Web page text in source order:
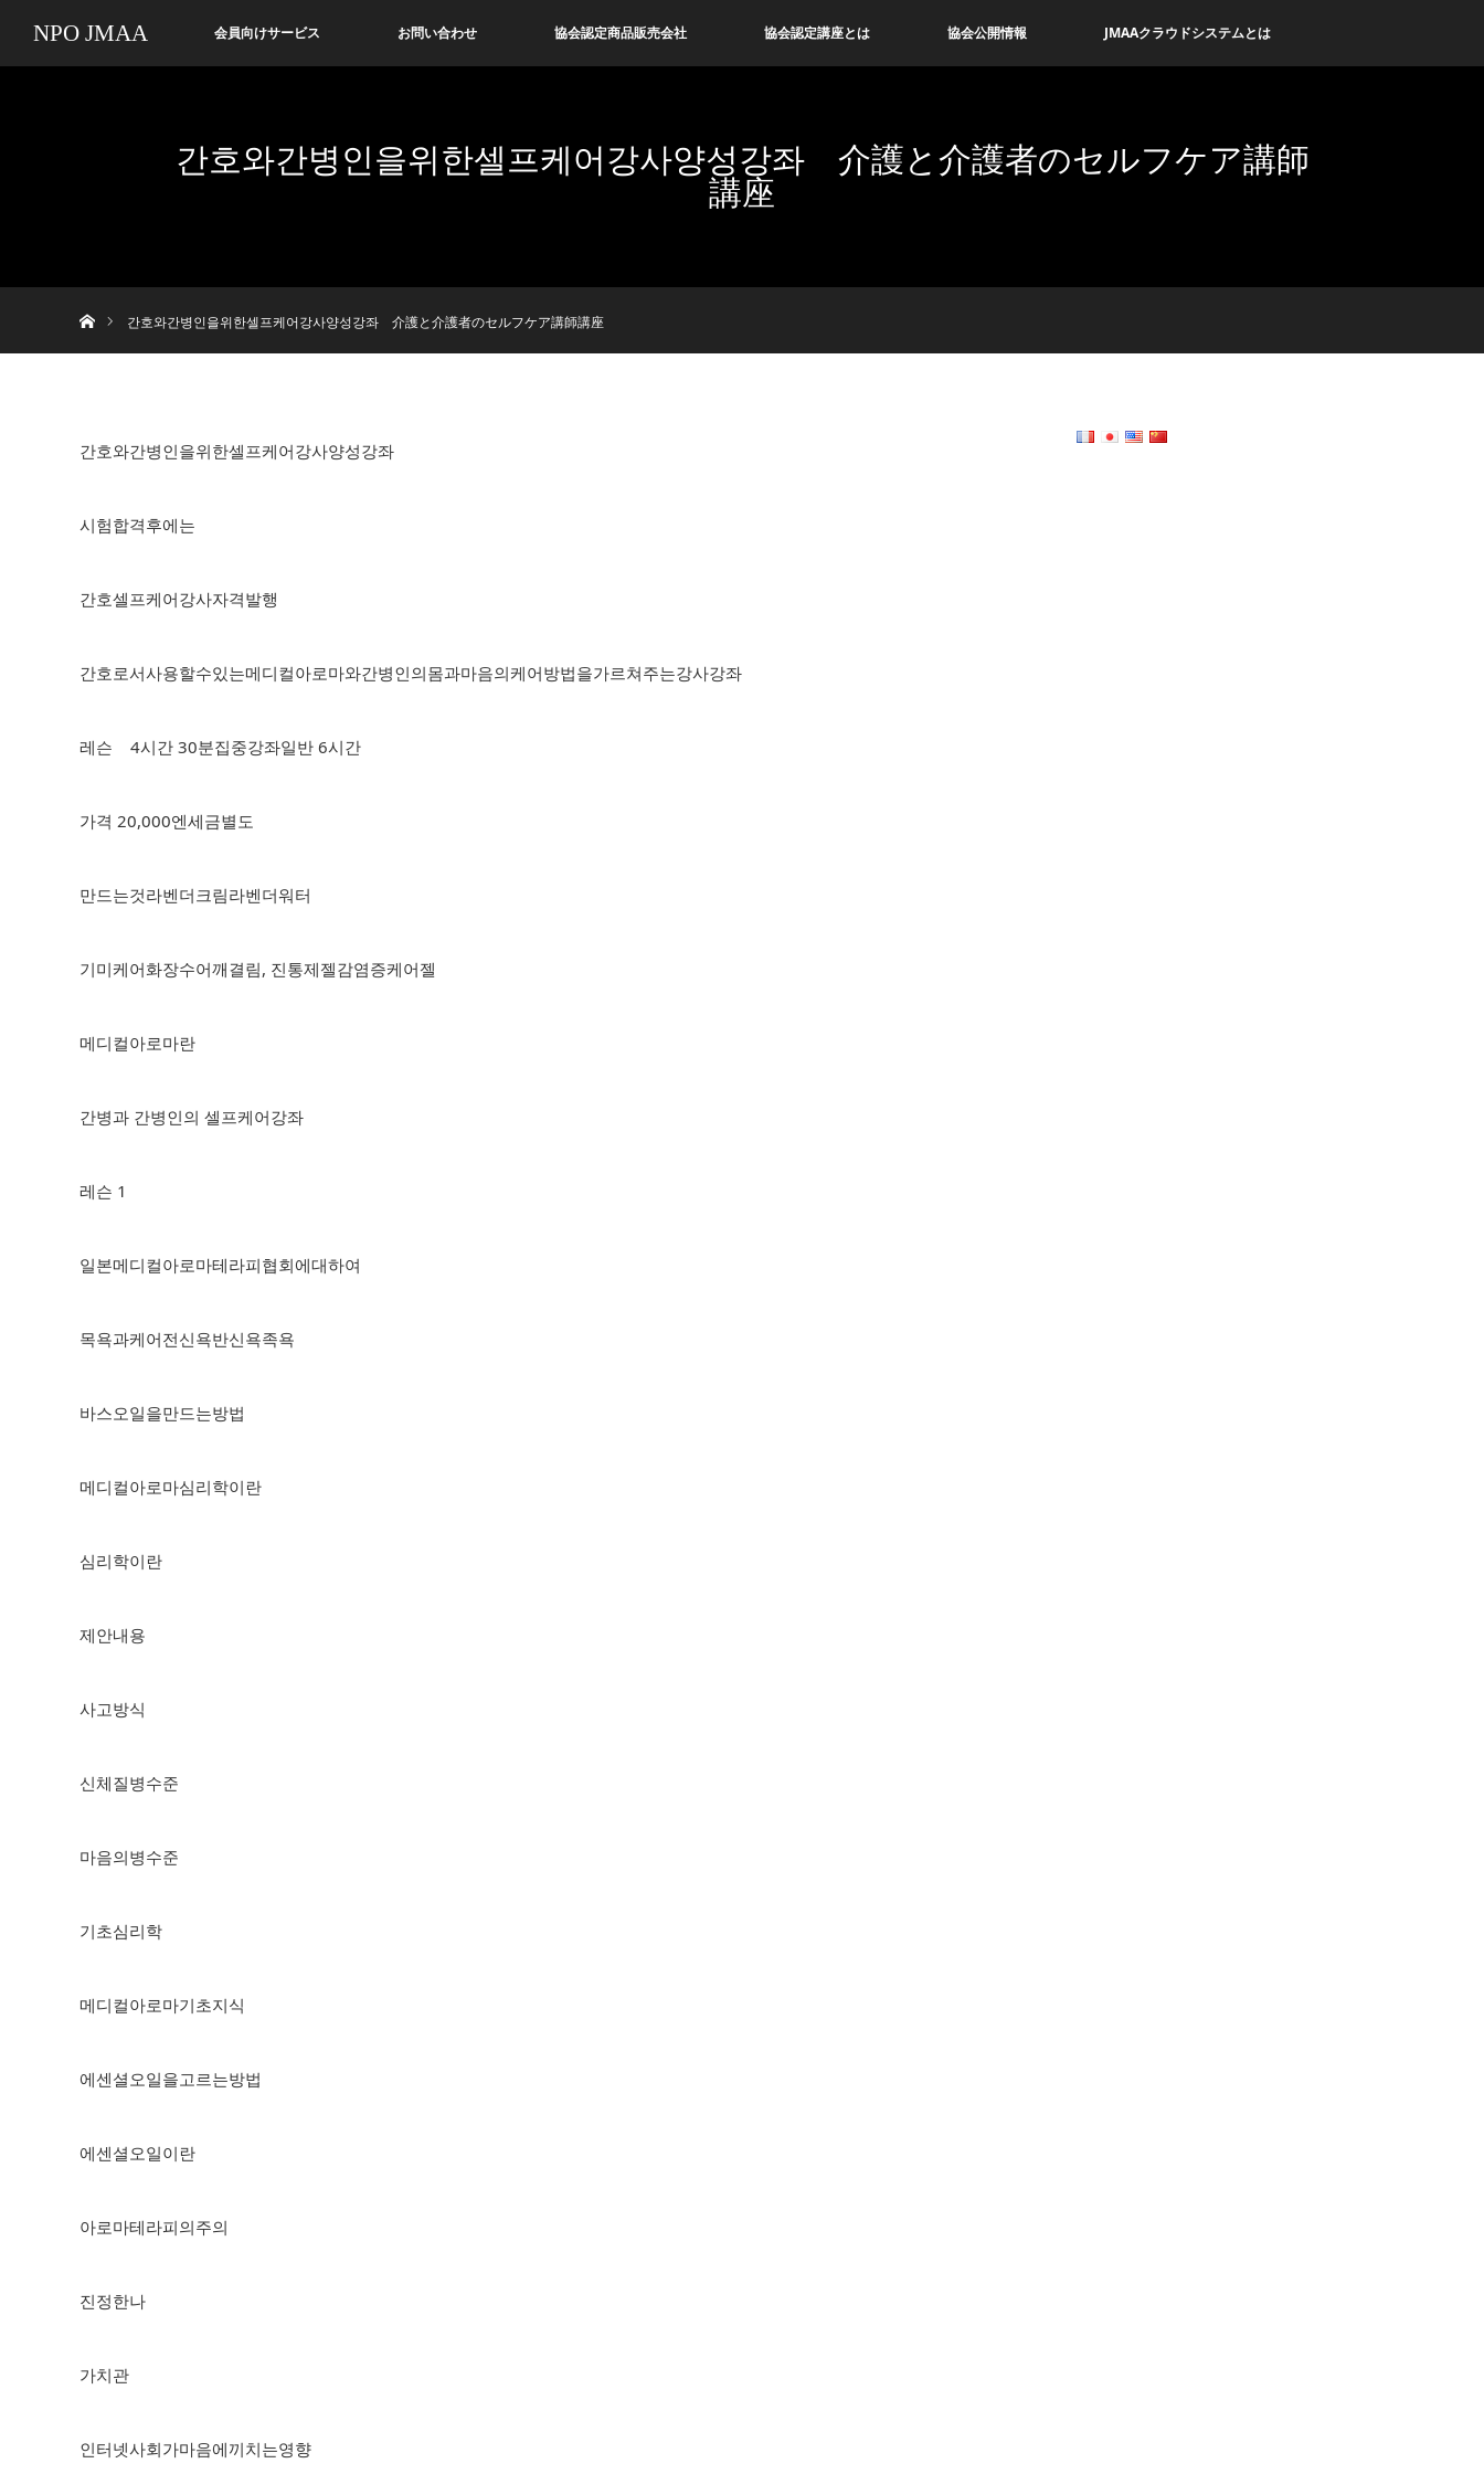
NPO JMAA 会員向けサービス お問い合わせ 協会認定商品販売会社 協会認定講座とは 協会公開情報 JMAAクラウドシステムとは
간호와간병인을위한셀프케어강사양성강좌 介護と介護者のセルフケア講師
講座
간호와간병인을위한셀프케어강사양성강좌 介護と介護者のセルフケア講師講座
간호와간병인을위한셀프케어강사양성강좌
시험합격후에는
간호셀프케어강사자격발행
간호로서사용할수있는메디컬아로마와간병인의몸과마음의케어방법을가르쳐주는강사강좌
레슨 4시간 30분집중강좌일반 6시간
가격 20,000엔세금별도
만드는것라벤더크림라벤더워터
기미케어화장수어깨결림, 진통제젤감염증케어젤
메디컬아로마란
간병과 간병인의 셀프케어강좌
레슨 1
일본메디컬아로마테라피협회에대하여
목욕과케어전신욕반신욕족욕
바스오일을만드는방법
메디컬아로마심리학이란
심리학이란
제안내용
사고방식
신체질병수준
마음의병수준
기초심리학
메디컬아로마기초지식
에센셜오일을고르는방법
에센셜오일이란
아로마테라피의주의
진정한나
가치관
인터넷사회가마음에끼치는영향